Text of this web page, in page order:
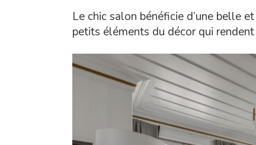
Le chic salon bénéficie d’une belle
petits éléments du décor qui